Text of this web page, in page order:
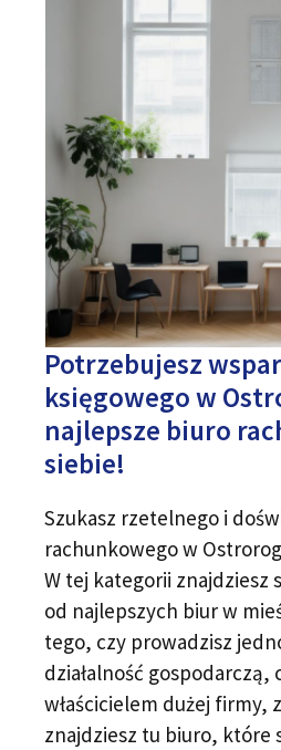
Potrzebujesz
księgowego w
najlepsze biuro
siebie!
Szukasz rzetelnego i
rachunkowego w
W tej kategorii znajdziesz
od najlepszych biur w
tego, czy prowadzisz
działalność gospodarczą,
właścicielem dużej firmy,
znajdziesz tu biuro, które